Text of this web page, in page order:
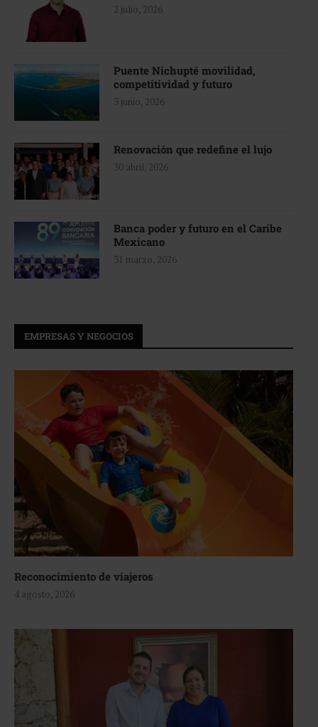
2 julio, 2026
Puente Nichupté movilidad,
competitividad y futuro
3 junio, 2026
Renovación que redefine el lujo
30 abril, 2026
Banca poder y futuro en el Caribe
Mexicano
31 marzo, 2026
EMPRESAS Y NEGOCIOS
Reconocimiento de viajeros
4 agosto, 2026